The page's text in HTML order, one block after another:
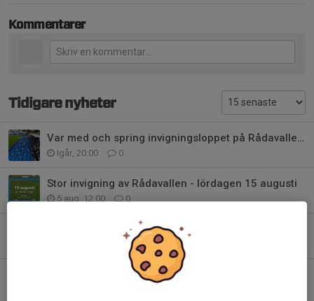
Kommentarer
Tidigare nyheter
Var med och spring invigningsloppet på Rådavallen!
Igår, 20:00 0
Stor invigning av Rådavallen - lördagen 15 augusti
5 aug, 12:00 0
Melleruds IF - IF Haga
KOMMANDE FILMER PÅ CENTRUMSALONGEN